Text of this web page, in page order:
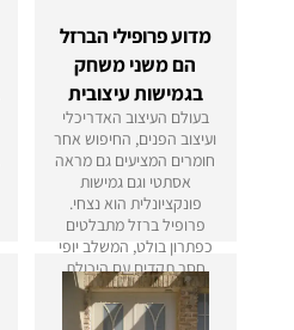
מדוע פרופילי הברזל
הם משני משחק
בגמישות עיצובית
בעולם העיצוב האדריכלי
ועיצוב הפנים, החיפוש אחר
חומרים המציעים גם מראה
אסתטי וגם גמישות
פונקציונלית הוא נצחי.
פרופיל ברזל מתבלטים
כפתרון בולט, המשלב יופי
חסר תקדים עם היכולת
להתאים אישית לחזונות
עיצוב ספציפיים.